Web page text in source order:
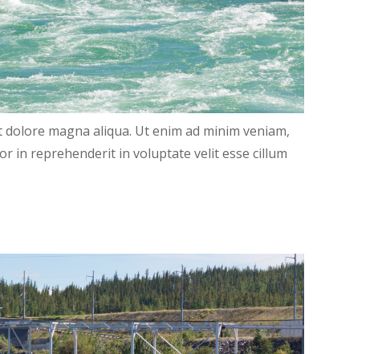
magna aliqua. Ut enim ad minim veniam,
in reprehenderit in voluptate velit esse cillum